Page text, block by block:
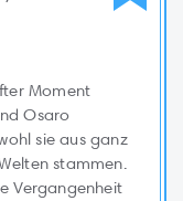
Moment
Osaro
sie aus ganz
stammen.
Vergangenheit